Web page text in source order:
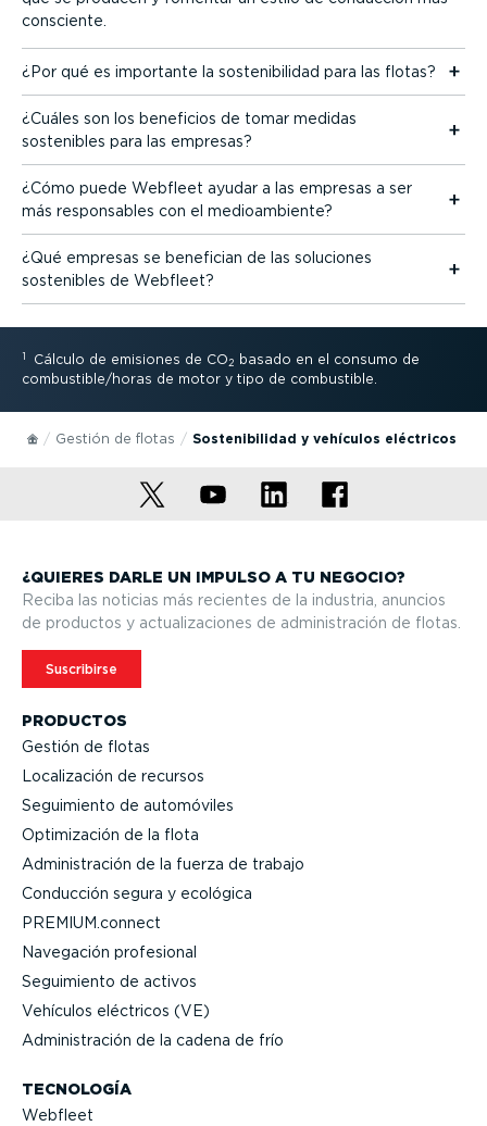
consciente.
¿Por qué es importante la soste­ni­bi­lidad para las flotas?
¿Cuáles son los beneficios de tomar medidas
sostenibles para las empresas?
¿Cómo puede Webfleet ayudar a las empresas a ser
más respon­sables con el medioam­biente?
¿Qué empresas se benefician de las soluciones
sostenibles de Webfleet?
1 Cálculo de emisiones de CO2
basado en el consumo de
combustible/horas de motor y tipo de combustible.
Gestión de flotas Soste­ni­bi­lidad y vehículos eléctricos
PRODUCTOS
Gestión de flotas
Locali­zación de recursos
Seguimiento de automóviles
Optimi­zación de la flota
Adminis­tración de la fuerza de trabajo
Conducción segura y ecológica
PREMIUM.connect
Navegación profesional
Seguimiento de activos
Vehículos eléctricos (VE)
Adminis­tración de la cadena de frío
TECNOLOGÍA
Webfleet
¿QUIERES DARLE UN IMPULSO A TU NEGOCIO?
Reciba las noticias más recientes de la industria, anuncios
de productos y actua­li­za­ciones de adminis­tración de flotas.
Suscribirse